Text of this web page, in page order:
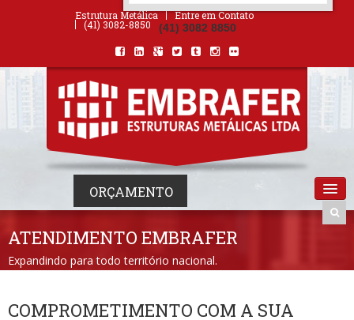
ORÇAMENTO
NOME *
E-MAIL *
TELEFONE *